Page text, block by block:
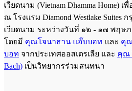
เวียดนาม (Vietnam Dhamma Home)
ณ โรงแรม Diamond Westlake Suites
เวียดนาม ระหว่างวันที่ ๑๒ - ๑๗ พฤ
โดยมี คุณโจนาธาน แอ๊บบอท และ คุ
บอท จากประเทศออสเตรเลีย และ คุณ
Bach) เป็นวิทยากรร่วมสนทนา